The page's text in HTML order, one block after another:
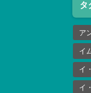
タ
ア
イ
イ
イ